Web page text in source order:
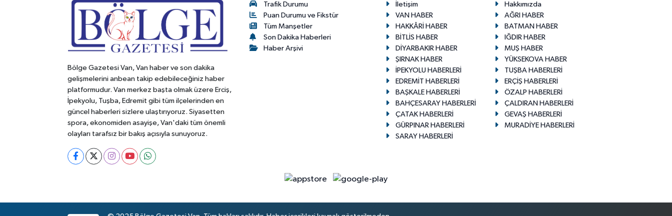
Bölge Gazetesi Van, Van haber ve son dakika
gelişmelerini anbean takip edebileceğiniz haber
platformudur. Van merkez başta olmak üzere Erciş,
İpekyolu, Tuşba, Edremit gibi tüm ilçelerinden en
güncel haberleri sizlere ulaştırıyoruz. Siyasetten
spora, ekonomiden asayişe, Van'daki tüm önemli
olayları tarafsız bir bakış açısıyla sunuyoruz.
Trafik Durumu
Puan Durumu ve Fikstür
Tüm Manşetler
Son Dakika Haberleri
Haber Arşivi
İletişim
Hakkımızda
VAN HABER
AĞRI HABER
HAKKÂRİ HABER
BATMAN HABER
BİTLİS HABER
IĞDIR HABER
DİYARBAKIR HABER
MUŞ HABER
ŞIRNAK HABER
YÜKSEKOVA HABER
İPEKYOLU HABERLERİ
TUŞBA HABERLERİ
EDREMİT HABERLERİ
ERÇİŞ HABERLERİ
BAŞKALE HABERLERİ
ÖZALP HABERLERİ
BAHÇESARAY HABERLERİ
ÇALDIRAN HABERLERİ
ÇATAK HABERLERİ
GEVAŞ HABERLERİ
GÜRPINAR HABERLERİ
MURADİYE HABERLERİ
SARAY HABERLERİ